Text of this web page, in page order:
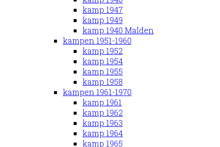
kamp 1947
kamp 1949
kamp 1940 Malden
kampen 1951-1960
kamp 1952
kamp 1954
kamp 1955
kamp 1958
kampen 1961-1970
kamp 1961
kamp 1962
kamp 1963
kamp 1964
kamp 1965